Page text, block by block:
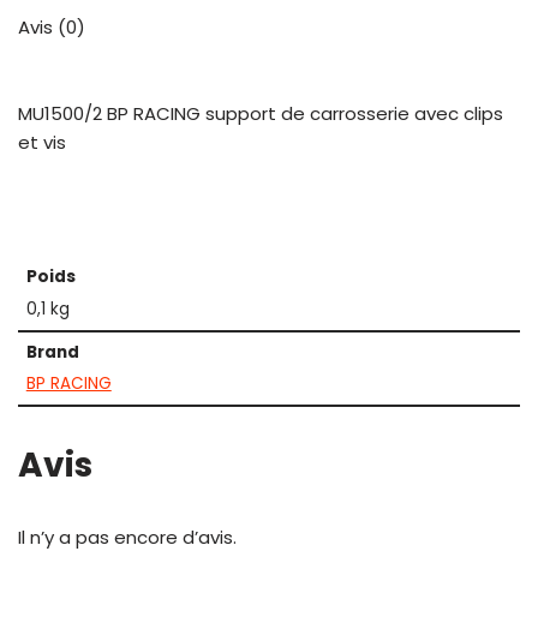
Avis (0)
MU1500/2 BP RACING support de carrosserie avec clips
et vis
Poids
0,1 kg
Brand
BP RACING
Avis
Il n’y a pas encore d’avis.